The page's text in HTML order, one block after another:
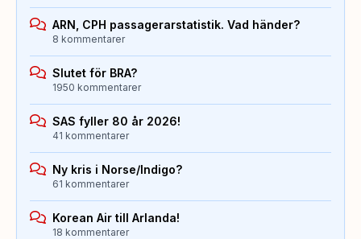
ARN, CPH passagerarstatistik. Vad händer?
8 kommentarer
Slutet för BRA?
1950 kommentarer
SAS fyller 80 år 2026!
41 kommentarer
Ny kris i Norse/Indigo?
61 kommentarer
Korean Air till Arlanda!
18 kommentarer